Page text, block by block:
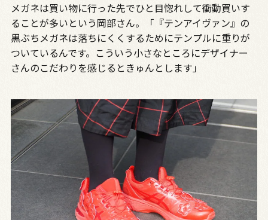
メガネは買い物に行った先でひと目惚れして衝動買いす
ることが多いという岡部さん。「『テンアイヴァン』の
黒ぶちメガネは落ちにくくするためにテンプルに重りが
ついているんです。こういう小さなところにデザイナー
さんのこだわりを感じるときゅんとします」